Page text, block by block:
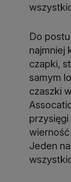
Do
najmniej
czapki,
samym
czaszki
Jeden